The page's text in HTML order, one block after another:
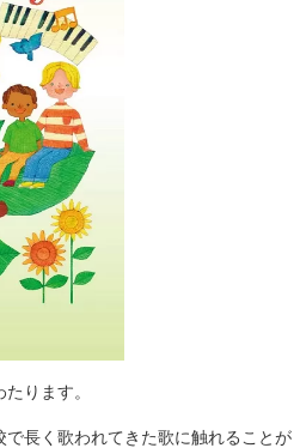
ります。
長く歌われてきた歌に触れることが